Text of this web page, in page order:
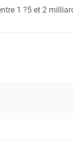
1 ?5 et 2